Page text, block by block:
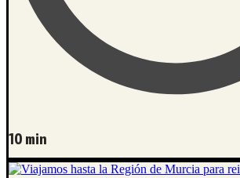
10 min